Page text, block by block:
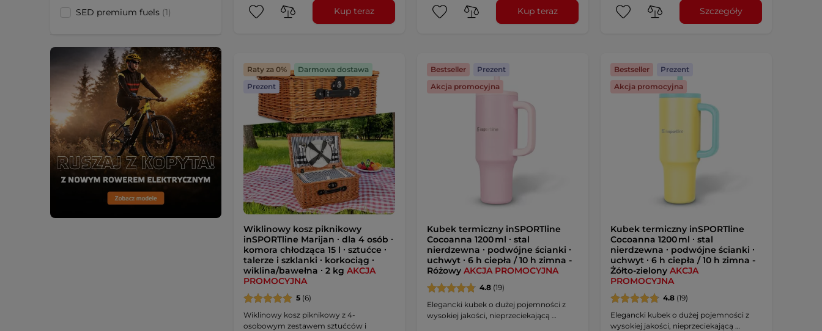
SED premium fuels (1) Kup teraz Kup teraz Szczegóły
Raty za 0%
Darmowa dostawa
Prezent
Wiklinowy kosz piknikowy
inSPORTline Marijan ∙ dla 4 osób ∙
komora chłodząca 15 l ∙ sztućce ∙
talerze i szklanki ∙ korkociąg ∙
wiklina/bawełna ∙ 2 kg AKCJA
PROMOCYJNA
5 (6)
Wiklinowy kosz piknikowy z 4-
osobowym zestawem sztućców i
Bestseller
Prezent
Akcja promocyjna
Kubek termiczny inSPORTline
Cocoanna 1200 ml ∙ stal
nierdzewna ∙ podwójne ścianki ∙
uchwyt ∙ 6 h ciepła / 10 h zimna -
Różowy AKCJA PROMOCYJNA
4.8(19)
Elegancki kubek o dużej pojemności z
wysokiej jakości, nieprzeciekającą …
Bestseller
Prezent
Akcja promocyjna
Kubek termiczny inSPORTline
Cocoanna 1200 ml ∙ stal
nierdzewna ∙ podwójne ścianki ∙
uchwyt ∙ 6 h ciepła / 10 h zimna -
Żółto-zielony AKCJA
PROMOCYJNA
4.8(19)
Elegancki kubek o dużej pojemności z
wysokiej jakości, nieprzeciekającą …